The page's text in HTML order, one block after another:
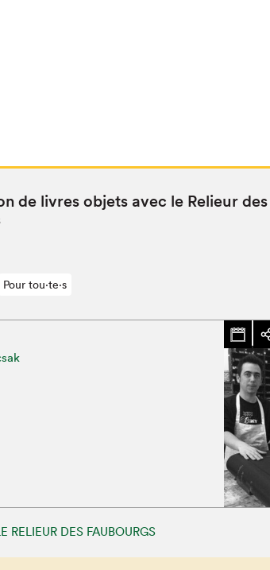
de livres objets avec le Relieur des
Pour tou⋅te⋅s
RELIEUR DES FAUBOURGS